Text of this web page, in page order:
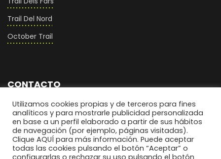
Trail Del Nord
October Trail
CONTACTO
comunicacio@biosportmenorca.com
info@elitechip.net
C/ Sant Antoni Maria Claret, 27
Utilizamos cookies propias y de terceros para fines
analíticos y para mostrarle publicidad personalizada
en base a un perfil elaborado a partir de sus hábitos
de navegación (por ejemplo, páginas visitadas).
Clique AQUÍ para más información. Puede aceptar
todas las cookies pulsando el botón “Aceptar” o
configurarlas o rechazar su uso pulsando el botón